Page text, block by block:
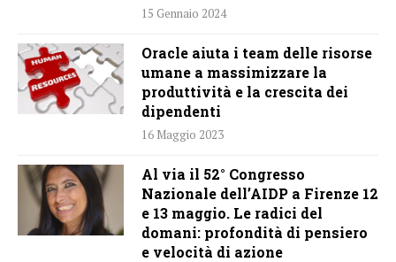
15 Gennaio 2024
Oracle aiuta i team delle risorse
umane a massimizzare la
produttività e la crescita dei
dipendenti
16 Maggio 2023
Al via il 52° Congresso
Nazionale dell’AIDP a Firenze 12
e 13 maggio. Le radici del
domani: profondità di pensiero
e velocità di azione